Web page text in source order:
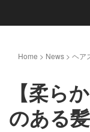
Home > News > ヘア
【柔ら
のある髪